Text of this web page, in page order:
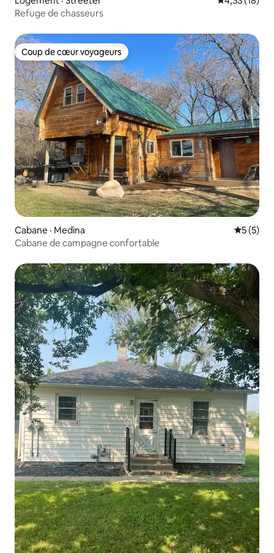
Refuge de chasseurs
Coup de cœur voyageurs
Coup de cœur voyageurs
Cabane · Medina Note
5 (5)
Cabane de campagne confortable